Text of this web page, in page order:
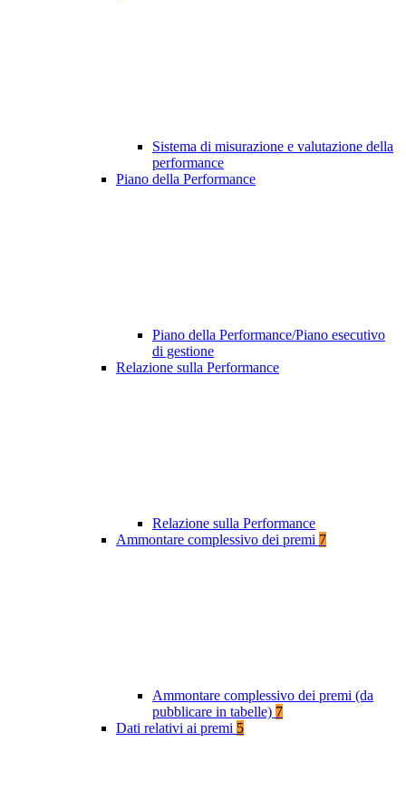
Sistema di misurazione e valutazione della
performance
Piano della Performance
Piano della Performance/Piano esecutivo
di gestione
Relazione sulla Performance
Relazione sulla Performance
Ammontare complessivo dei premi 7
Ammontare complessivo dei premi (da
pubblicare in tabelle) 7
Dati relativi ai premi 5